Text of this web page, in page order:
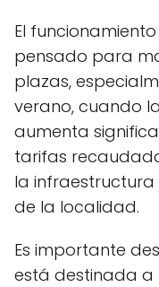
El
pensado para
plazas,
verano, cuando
aumenta
tarifas
la
de la localidad.
Es importante
está destinada a